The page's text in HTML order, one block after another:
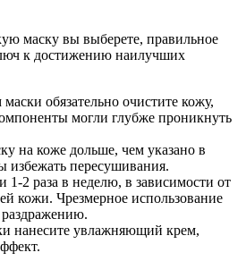
маску вы выберете, правильное
к достижению наилучших
обязательно очистите кожу,
могли глубже проникнуть
на коже дольше, чем указано в
избежать пересушивания.
1-2 раза в неделю, в зависимости от
кожи. Чрезмерное использование
нанесите увлажняющий крем,